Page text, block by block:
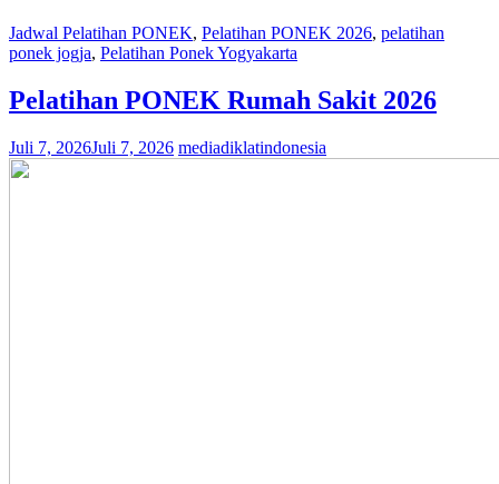
Jadwal Pelatihan PONEK, Pelatihan PONEK 2026, pelatihan
ponek jogja, Pelatihan Ponek Yogyakarta
Pelatihan PONEK Rumah Sakit 2026
Juli 7, 2026Juli 7, 2026 mediadiklatindonesia